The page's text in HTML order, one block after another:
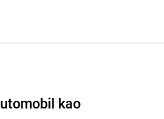
kao